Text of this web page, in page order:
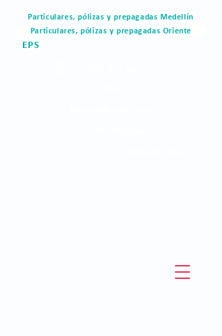
Particulares, pólizas y prepagadas Medellín
Particulares, pólizas y prepagadas Oriente
EPS